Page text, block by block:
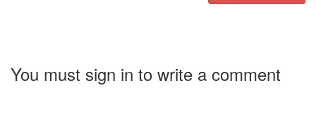
You must sign in to write a comment